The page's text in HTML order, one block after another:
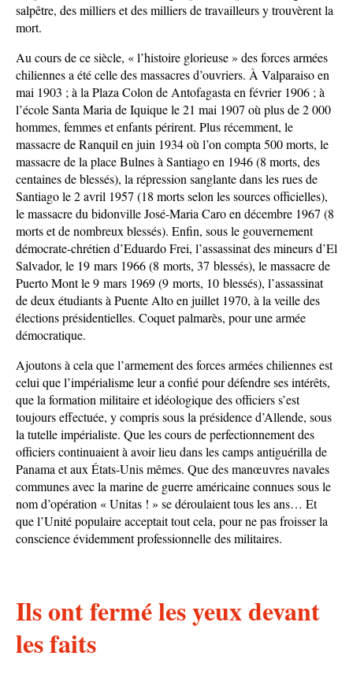
salpêtre, des milliers et des milliers de travailleurs y trouvèrent la
mort.
Au cours de ce siècle, « l’histoire glorieuse » des forces armées
chiliennes a été celle des massacres d’ouvriers. À Valparaiso en
mai 1903 ; à la Plaza Colon de Antofagasta en février 1906 ; à
l’école Santa Maria de Iquique le 21 mai 1907 où plus de 2 000
hommes, femmes et enfants périrent. Plus récemment, le
massacre de Ranquil en juin 1934 où l’on compta 500 morts, le
massacre de la place Bulnes à Santiago en 1946 (8 morts, des
centaines de blessés), la répression sanglante dans les rues de
Santiago le 2 avril 1957 (18 morts selon les sources officielles),
le massacre du bidonville José-Maria Caro en décembre 1967 (8
morts et de nombreux blessés). Enfin, sous le gouvernement
démocrate-chrétien d’Eduardo Frei, l’assassinat des mineurs d’El
Salvador, le 19 mars 1966 (8 morts, 37 blessés), le massacre de
Puerto Mont le 9 mars 1969 (9 morts, 10 blessés), l’assassinat
de deux étudiants à Puente Alto en juillet 1970, à la veille des
élections présidentielles. Coquet palmarès, pour une armée
démocratique.
Ajoutons à cela que l’armement des forces armées chiliennes est
celui que l’impérialisme leur a confié pour défendre ses intérêts,
que la formation militaire et idéologique des officiers s’est
toujours effectuée, y compris sous la présidence d’Allende, sous
la tutelle impérialiste. Que les cours de perfectionnement des
officiers continuaient à avoir lieu dans les camps antiguérilla de
Panama et aux États-Unis mêmes. Que des manœuvres navales
communes avec la marine de guerre américaine connues sous le
nom d’opération « Unitas ! » se déroulaient tous les ans… Et
que l’Unité populaire acceptait tout cela, pour ne pas froisser la
conscience évidemment professionnelle des militaires.
Ils ont fermé les yeux devant
les faits